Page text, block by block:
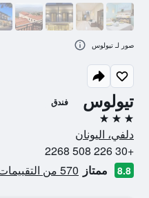
تيولوس فندق
3 نجوم
دلفي، اليونان
+30 226 508 2268
8.8 ممتاز 570 من التقييمات تم التحقق منها
صور لـ تيولوس